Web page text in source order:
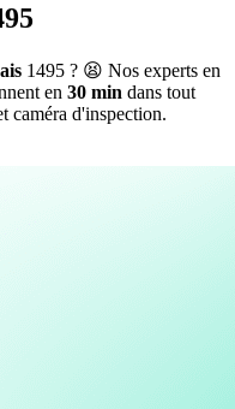
1495 ? 😫 Nos experts en
en 30 min dans tout
caméra d'inspection.